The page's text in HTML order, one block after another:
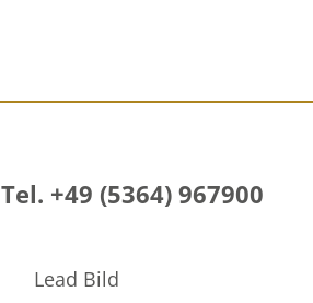
Tel. +49 (5364) 967900